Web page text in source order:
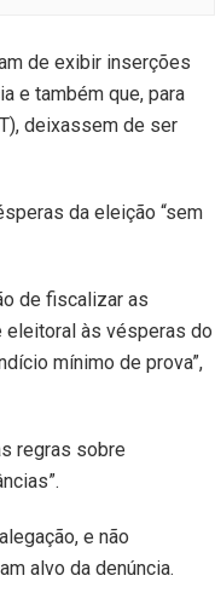
de exibir inserções
e também que, para
deixassem de ser
da eleição “sem
de fiscalizar as
eleitoral às vésperas do
mínimo de prova”,
regras sobre
e não
alvo da denúncia.